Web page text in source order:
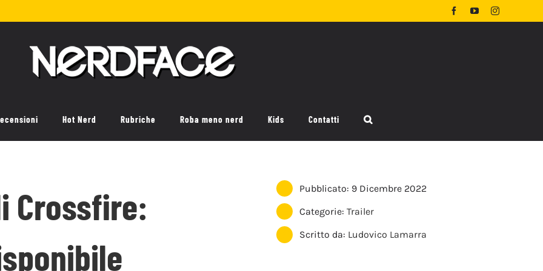
FacebookYouTubeInstagram
Hot Nerd Rubriche Roba meno nerd Kids Contatti
Crossfire:
Pubblicato: 9 Dicembre 2022
Categorie:Trailer
Scritto da: Ludovico Lamarra